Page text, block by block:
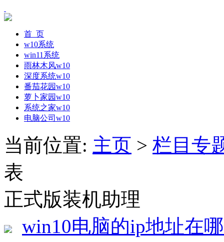
首 页
w10系统
win11系统
雨林木风w10
深度系统w10
番茄花园w10
萝卜家园w10
系统之家w10
电脑公司w10
当前位置: 主页 > 栏目专
表
正式版装机助理
win10电脑的ip地址在